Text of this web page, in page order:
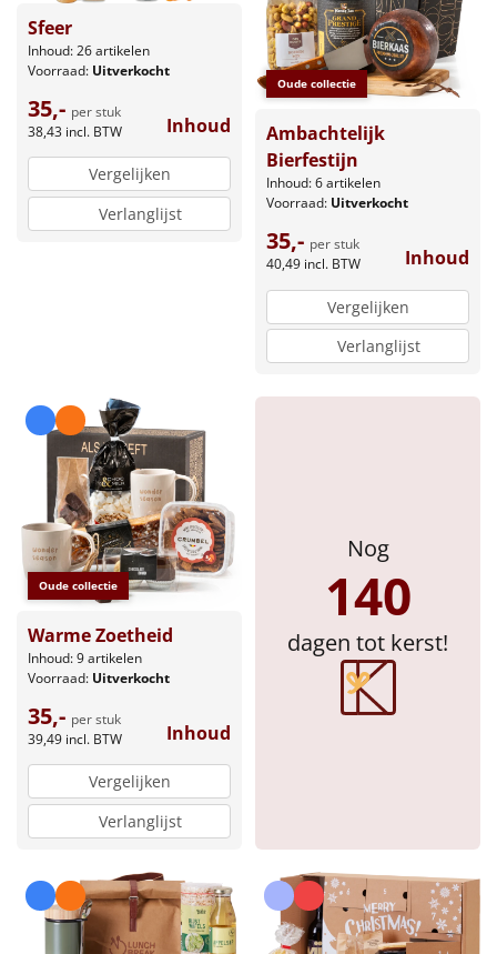
Sfeer
Inhoud: 26 artikelen
Voorraad: Uitverkocht
35,- per stuk
38,43 incl. BTW Inhoud
Vergelijken
Verlanglijst
Oude collectie
Ambachtelijk
Bierfestijn
Inhoud: 6 artikelen
Voorraad: Uitverkocht
35,- per stuk
40,49 incl. BTW Inhoud
Vergelijken
Verlanglijst
Oude collectie
Warme Zoetheid
Inhoud: 9 artikelen
Voorraad: Uitverkocht
35,- per stuk
39,49 incl. BTW Inhoud
Vergelijken
Verlanglijst
Nog
140
dagen tot kerst!